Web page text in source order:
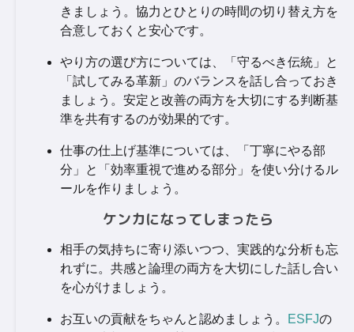
きましょう。協力とひとりの時間の切り替え方を
合意しておくと安心です。
やり方の選び方については、「守るべき伝統」と
「試してみる革新」のバランスを話し合っておき
ましょう。安定と改善の両方を大切にする判断基
準を共有するのが効果的です。
仕事の仕上げ基準については、「丁寧にやる部
分」と「効率重視で進める部分」を使い分けるル
ールを作りましょう。
ケンカになってしまったら
相手の気持ちに寄り添いつつ、実践的な分析も忘
れずに。共感と論理の両方を大切にした話し合い
を心がけましょう。
お互いの貢献をちゃんと認めましょう。 ESFJの